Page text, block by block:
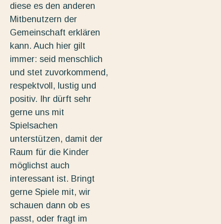
diese es den anderen
Mitbenutzern der
Gemeinschaft erklären
kann. Auch hier gilt
immer: seid menschlich
und stet zuvorkommend,
respektvoll, lustig und
positiv. Ihr dürft sehr
gerne uns mit
Spielsachen
unterstützen, damit der
Raum für die Kinder
möglichst auch
interessant ist. Bringt
gerne Spiele mit, wir
schauen dann ob es
passt, oder fragt im